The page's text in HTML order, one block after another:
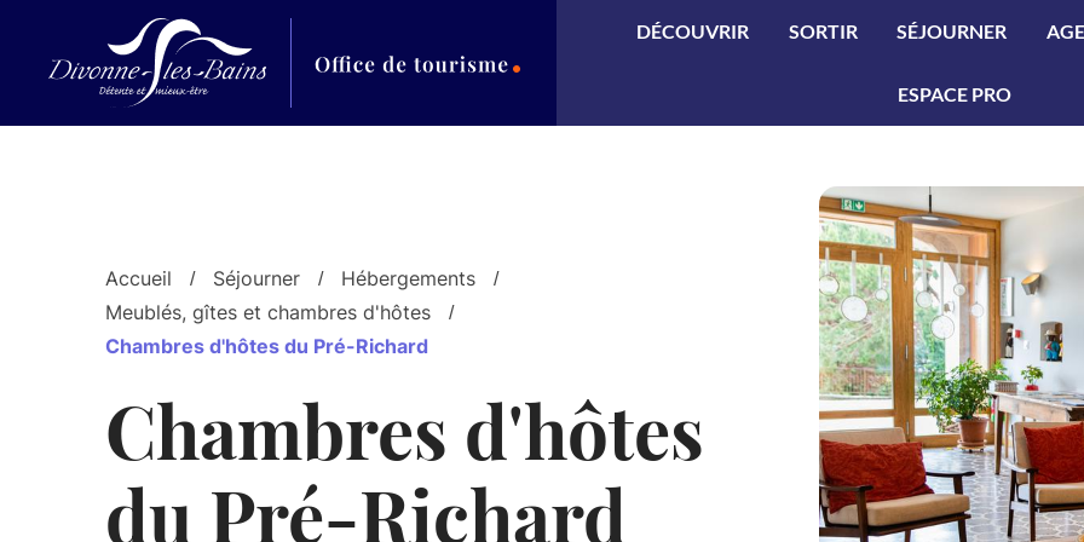
DÉCOUVRIR SORTIR SÉJOURNER
ESPACE PRO
Accueil Séjourner
Hébergements
Meublés, gîtes et chambres d'hôtes
Chambres d'hôtes du Pré-Richard
Chambres d'hôtes
du Pré-Richard